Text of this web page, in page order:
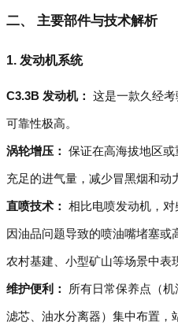
二、 主要部件与技术解析
1. 发动机系统
C3.3B 发动机： 这是一款久经考
可靠性极高。
涡轮增压： 保证在高海拔地区
充足的进气量，减少冒黑烟和动
直喷技术： 相比电喷发动机，
因油品问题导致的喷油嘴堵塞或
农村基建、小型矿山等场景中表
维护便利： 所有日常保养点（
滤芯、油水分离器）集中布置，